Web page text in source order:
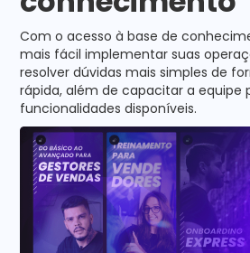
Com o acesso à base de
mais fácil implementar suas
resolver dúvidas mais simples de
rápida, além de capacitar a equipe
funcionalidades disponíveis.